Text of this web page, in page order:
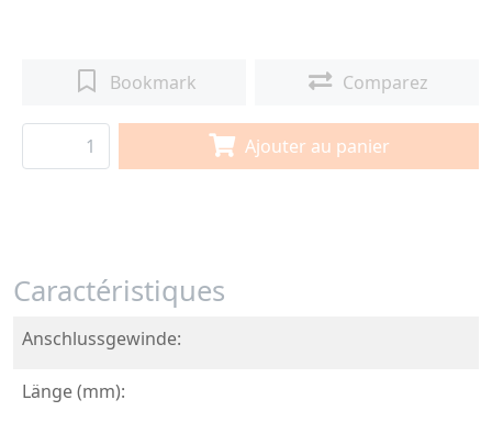
Bookmark Comparez
Ajouter au panier
Caractéristiques
Anschlussgewinde:
Länge (mm):